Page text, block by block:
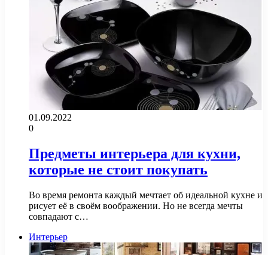
01.09.2022
0
Предметы интерьера для кухни,
которые не стоит покупать
Во время ремонта каждый мечтает об идеальной кухне и
рисует её в своём воображении. Но не всегда мечты
совпадают с…
Интерьер